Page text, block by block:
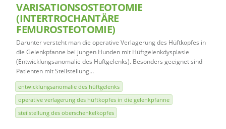
VARISATIONSOSTEOTOMIE
(INTERTROCHANTÄRE
FEMUROSTEOTOMIE)
Darunter versteht man die operative Verlagerung des Hüftkopfes in
die Gelenkpfanne bei jungen Hunden mit Hüftgelenkdysplasie
(Entwicklungsanomalie des Hüftgelenks). Besonders geeignet sind
Patienten mit Steilstellung…
entwicklungsanomalie des hüftgelenks
operative verlagerung des hüftkopfes in die gelenkpfanne
steilstellung des oberschenkelkopfes